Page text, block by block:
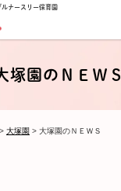
ナースリー保育園
塚園のＮＥＷＳ
> 大塚園 > 大塚園のＮＥＷＳ